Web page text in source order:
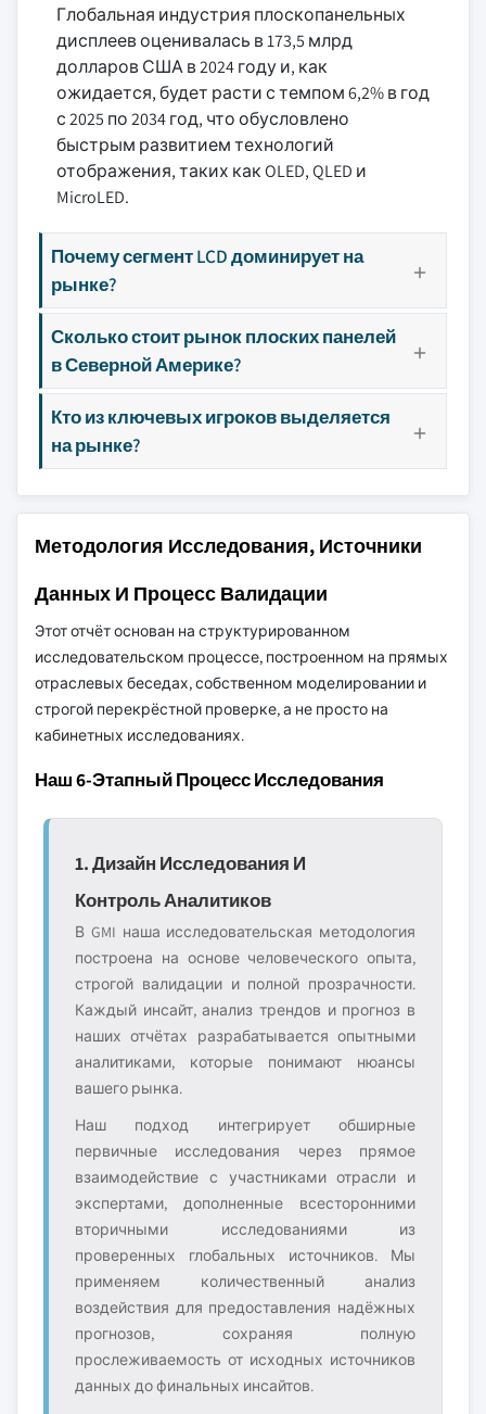
Глобальная индустрия плоскопанельных
дисплеев оценивалась в 173,5 млрд
долларов США в 2024 году и, как
ожидается, будет расти с темпом 6,2% в год
с 2025 по 2034 год, что обусловлено
быстрым развитием технологий
отображения, таких как OLED, QLED и
MicroLED.
Почему сегмент LCD доминирует на
рынке?
Сколько стоит рынок плоских панелей
в Северной Америке?
Кто из ключевых игроков выделяется
на рынке?
Методология Исследования, Источники
Данных И Процесс Валидации
Этот отчёт основан на структурированном
исследовательском процессе, построенном на прямых
отраслевых беседах, собственном моделировании и
строгой перекрёстной проверке, а не просто на
кабинетных исследованиях.
Наш 6-Этапный Процесс Исследования
1. Дизайн Исследования И
Контроль Аналитиков
В GMI наша исследовательская методология
построена на основе человеческого опыта,
строгой валидации и полной прозрачности.
Каждый инсайт, анализ трендов и прогноз в
наших отчётах разрабатывается опытными
аналитиками, которые понимают нюансы
вашего рынка.
Наш подход интегрирует обширные
первичные исследования через прямое
взаимодействие с участниками отрасли и
экспертами, дополненные всесторонними
вторичными исследованиями из
проверенных глобальных источников. Мы
применяем количественный анализ
воздействия для предоставления надёжных
прогнозов, сохраняя полную
прослеживаемость от исходных источников
данных до финальных инсайтов.